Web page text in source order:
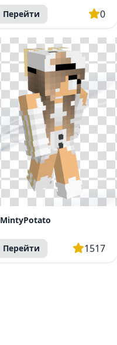
Перейти 0
MintyPotato
Перейти 1517